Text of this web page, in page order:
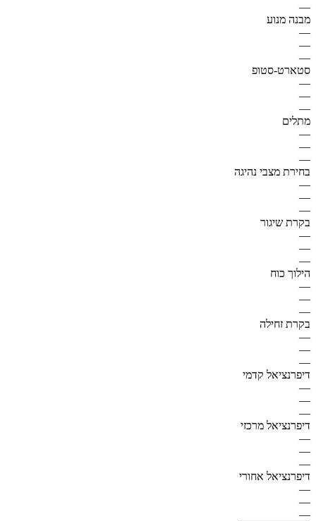
—
מבנה מנוע
—
—
—
סטארט-סטופ
—
—
—
מתלים
—
—
—
בחירת מצבי נהיגה
—
—
—
בקרת שיגור
—
—
—
הילוך כוח
—
—
—
בקרת זחילה
—
—
—
דיפרנציאל קדמי
—
—
—
דיפרנציאל מרכזי
—
—
—
דיפרנציאל אחורי
—
—
—